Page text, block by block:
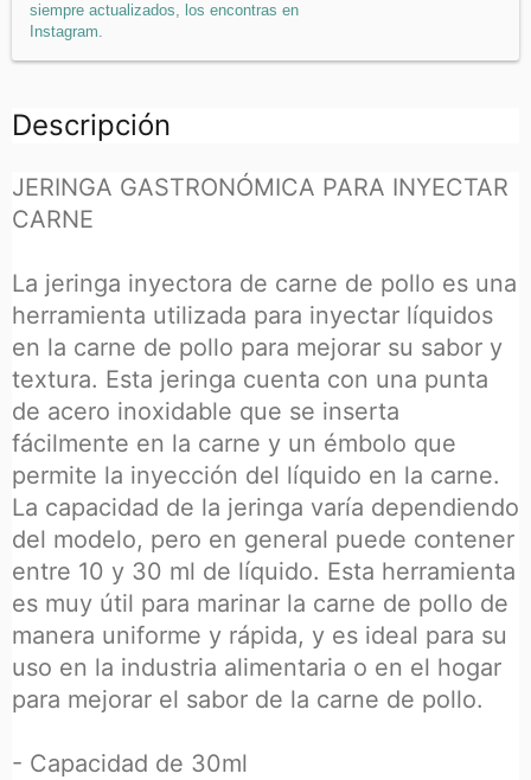
siempre actualizados, los encontras en
Instagram.
Descripción
JERINGA GASTRONÓMICA PARA INYECTAR
CARNE
La jeringa inyectora de carne de pollo es una
herramienta utilizada para inyectar líquidos
en la carne de pollo para mejorar su sabor y
textura. Esta jeringa cuenta con una punta
de acero inoxidable que se inserta
fácilmente en la carne y un émbolo que
permite la inyección del líquido en la carne.
La capacidad de la jeringa varía dependiendo
del modelo, pero en general puede contener
entre 10 y 30 ml de líquido. Esta herramienta
es muy útil para marinar la carne de pollo de
manera uniforme y rápida, y es ideal para su
uso en la industria alimentaria o en el hogar
para mejorar el sabor de la carne de pollo.
- Capacidad de 30ml